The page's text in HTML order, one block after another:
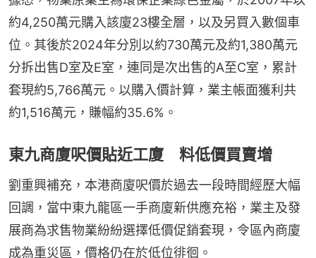
約4,250萬元購入該廈23樓全層，以及另買入數個車
位。其後於2024年分別以約730萬元及約1,380萬元
分拆出售D室及E室，連同是次出售的A至C室，累計
套現約5,766萬元。以購入價計算，業主帳面獲利共
約1,516萬元，賺幅約35.6%。
東九商廈呎價貼近工廈 料低價買賣增
劉重興補充，本港商廈呎價於過去一段時間經歷大幅
回調，當中東九龍區一手商廈新供應充裕，業主及發
展商為求售物業紛紛選擇低價促銷套現，令區內商廈
成為重災區，價格仍在於低位徘徊。